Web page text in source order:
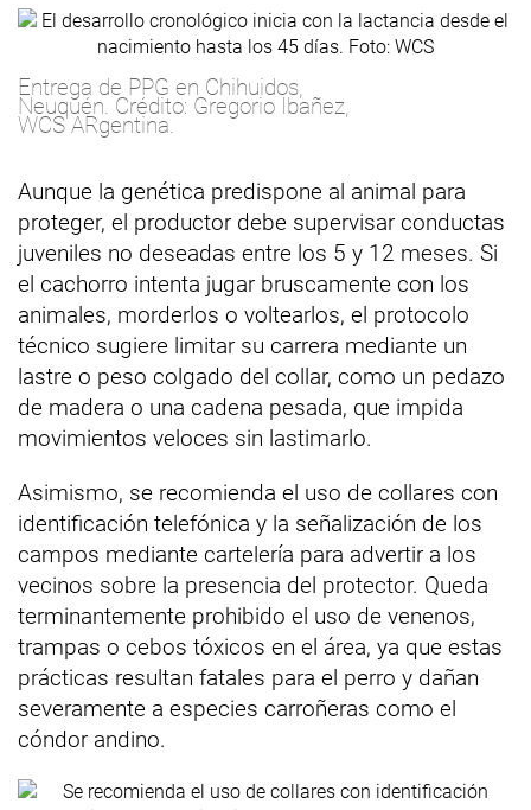
Entrega de PPG en Chihuidos,
Neuquén. Crédito: Gregorio Ibañez,
WCS ARgentina.
Aunque la genética predispone al animal para
proteger, el productor debe supervisar conductas
juveniles no deseadas entre los 5 y 12 meses. Si
el cachorro intenta jugar bruscamente con los
animales, morderlos o voltearlos, el protocolo
técnico sugiere limitar su carrera mediante un
lastre o peso colgado del collar, como un pedazo
de madera o una cadena pesada, que impida
movimientos veloces sin lastimarlo.
Asimismo, se recomienda el uso de collares con
identificación telefónica y la señalización de los
campos mediante cartelería para advertir a los
vecinos sobre la presencia del protector. Queda
terminantemente prohibido el uso de venenos,
trampas o cebos tóxicos en el área, ya que estas
prácticas resultan fatales para el perro y dañan
severamente a especies carroñeras como el
cóndor andino.